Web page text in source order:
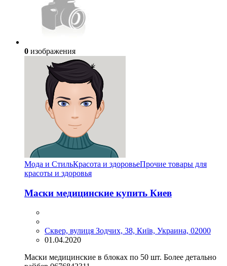
0 изображения
Мода и СтильКрасота и здоровьеПрочие товары для
красоты и здоровья
Маски медицинские купить Киев
Сквер, вулиця Зодчих, 38, Київ, Украина, 02000
01.04.2020
Маски медицинские в блоках по 50 шт. Более детально